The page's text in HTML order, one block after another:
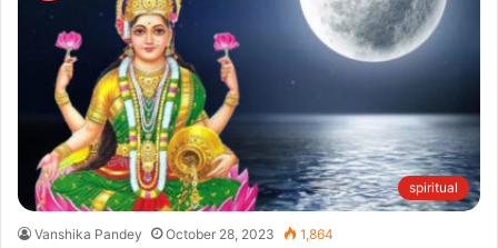
spiritual
Vanshika Pandey October 28, 2023 1,864